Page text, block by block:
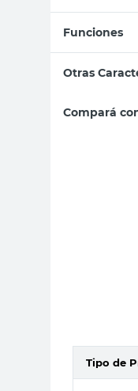
Funciones
Otras
Compará
Tipo de